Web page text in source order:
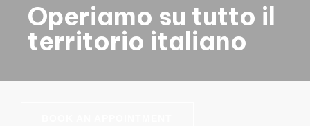
Operiamo su tutto il
territorio italiano